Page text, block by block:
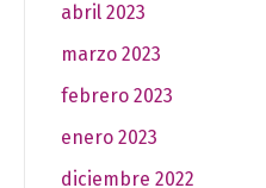
abril 2023
marzo 2023
febrero 2023
enero 2023
diciembre 2022